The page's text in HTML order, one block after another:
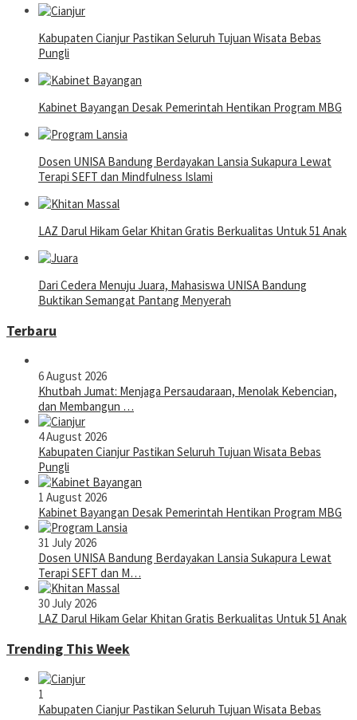
Kabupaten Cianjur Pastikan Seluruh Tujuan Wisata Bebas
Pungli
Kabinet Bayangan Desak Pemerintah Hentikan Program MBG
Dosen UNISA Bandung Berdayakan Lansia Sukapura Lewat
Terapi SEFT dan Mindfulness Islami
LAZ Darul Hikam Gelar Khitan Gratis Berkualitas Untuk 51 Anak
Dari Cedera Menuju Juara, Mahasiswa UNISA Bandung
Buktikan Semangat Pantang Menyerah
Terbaru
6 August 2026
Khutbah Jumat: Menjaga Persaudaraan, Menolak Kebencian,
dan Membangun …
4 August 2026
Kabupaten Cianjur Pastikan Seluruh Tujuan Wisata Bebas
Pungli
1 August 2026
Kabinet Bayangan Desak Pemerintah Hentikan Program MBG
31 July 2026
Dosen UNISA Bandung Berdayakan Lansia Sukapura Lewat
Terapi SEFT dan M…
30 July 2026
LAZ Darul Hikam Gelar Khitan Gratis Berkualitas Untuk 51 Anak
Trending This Week
1
Kabupaten Cianjur Pastikan Seluruh Tujuan Wisata Bebas